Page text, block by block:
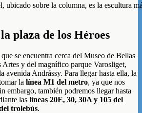
ubicado sobre la columna, es la escultura
plaza de los Héroes
se encuentra cerca del Museo de Bellas
Artes y del magnífico parque Varosliget,
avenida Andrássy. Para llegar hasta ella, la
la línea M1 del metro, ya que nos
embargo, también podremos llegar hasta
las líneas 20E, 30, 30A y 105 del
trolebús.